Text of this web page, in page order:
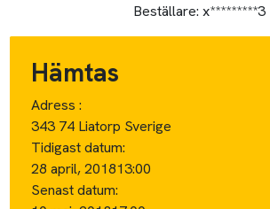
Beställare: x*********3
Hämtas
Adress :
343 74 Liatorp Sverige
Tidigast datum:
28 april, 201813:00
Senast datum: